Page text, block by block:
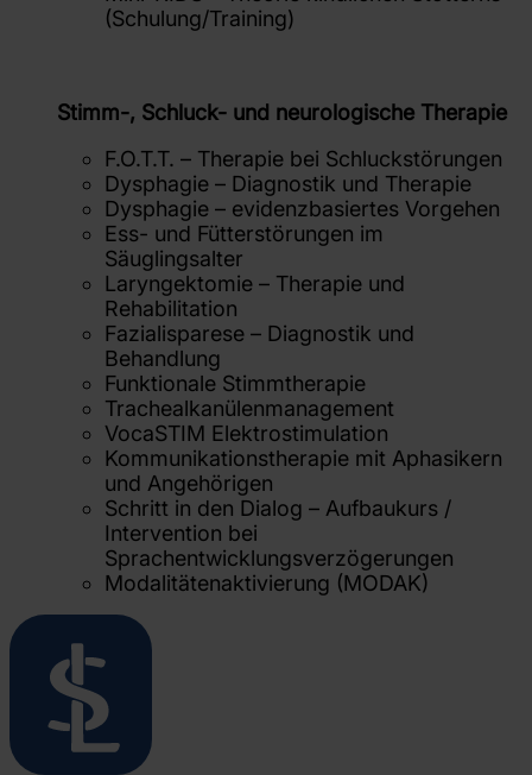
(Schulung/Training)
Stimm-, Schluck- und neurologische Therapie
F.O.T.T. – Therapie bei Schluckstörungen
Dysphagie – Diagnostik und Therapie
Dysphagie – evidenzbasiertes Vorgehen
Ess- und Fütterstörungen im
Säuglingsalter
Laryngektomie – Therapie und
Rehabilitation
Fazialisparese – Diagnostik und
Behandlung
Funktionale Stimmtherapie
Trachealkanülenmanagement
VocaSTIM Elektrostimulation
Kommunikationstherapie mit Aphasikern
und Angehörigen
Schritt in den Dialog – Aufbaukurs /
Intervention bei
Sprachentwicklungsverzögerungen
Modalitätenaktivierung (MODAK)